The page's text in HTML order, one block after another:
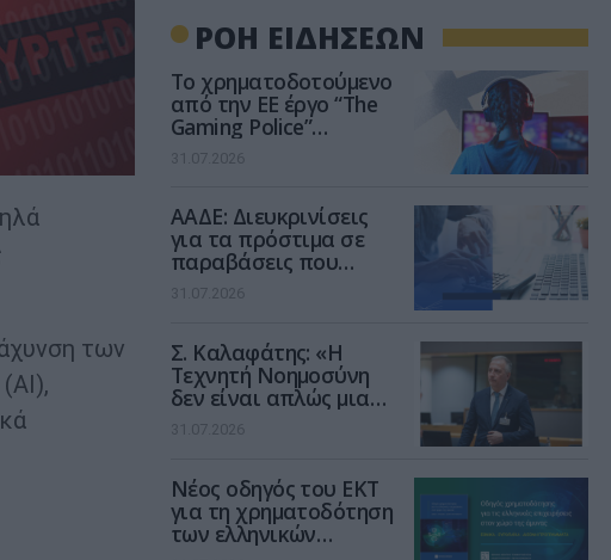
των
ΡΟΗ ΕΙΔΗΣΕΩΝ
Το χρηματοδοτούμενο
από την ΕΕ έργο “The
Gaming Police”
ενισχύει την ασφάλεια
των παιδιών στο
31.07.2026
ΑΑΔΕ: Διευκρινίσεις
για τα πρόστιμα σε
παραβάσεις που
αφορούν τους ΦΗΜ
31.07.2026
Σ. Καλαφάτης: «Η
Τεχνητή Νοημοσύνη
δεν είναι απλώς μια
νέα τεχνολογία, είναι
μια νέα βιομηχανική
31.07.2026
Νέος οδηγός του ΕΚΤ
για τη χρηματοδότηση
των ελληνικών